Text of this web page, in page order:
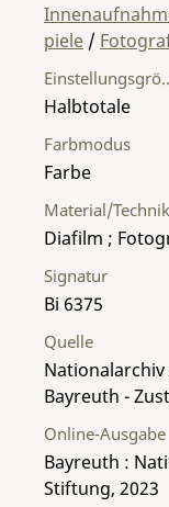
Material/Technik
Diafilm ;
Halbtotale
Farbmodus
Farbe
Signatur
Bi 6375
Quelle
Bayreuth -
piele /
Online-Ausgabe
Bayreuth :
Stiftung, 2023